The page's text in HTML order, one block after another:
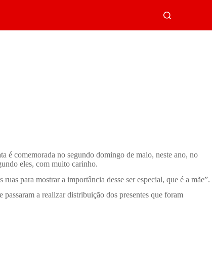
é comemorada no segundo domingo de maio, neste ano, no
eles, com muito carinho.
para mostrar a importância desse ser especial, que é a mãe”.
a realizar distribuição dos presentes que foram